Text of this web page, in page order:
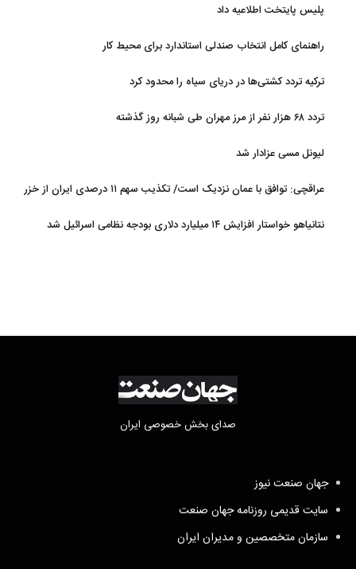
پلیس پایتخت اطلاعیه داد
راهنمای کامل انتخاب صندلی استاندارد برای محیط کار
ترکیه تردد کشتی‌ها در دریای سیاه را محدود کرد
تردد ۶۸ هزار نفر از مرز مهران طی شبانه روز گذشته
لیونل مسی عزادار شد
عراقچی: توافق با عمان نزدیک است/ تکذیب سهم ۱۱ درصدی ایران از خزر
نتانیاهو خواستار افزایش ۱۴ میلیارد دلاری بودجه نظامی اسرائیل شد
صدای بخش خصوصی ایران
جهان صنعت نیوز
سایت قدیمی روزنامه جهان صنعت
سازمان متخصصین و مدیران ایران